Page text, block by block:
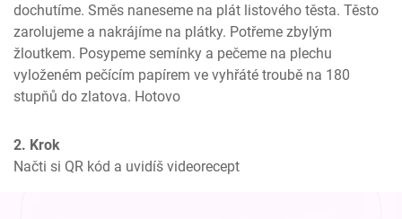
dochutíme. Směs naneseme na plát listového těsta. Těsto
zarolujeme a nakrájíme na plátky. Potřeme zbylým
žloutkem. Posypeme semínky a pečeme na plechu
vyloženém pečícím papírem ve vyhřáté troubě na 180
stupňů do zlatova. Hotovo
2. Krok
Načti si QR kód a uvidíš videorecept